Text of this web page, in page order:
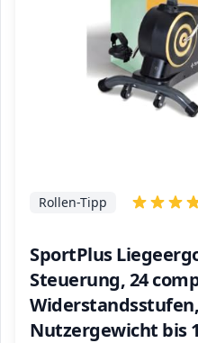
SportPlus
Steuerung, 24
Nutzergewicht bis
Rollen-Tipp